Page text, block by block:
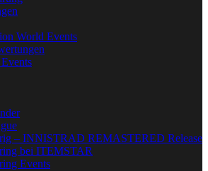
World Events
– INNISTRAD REMASTERED Release
bei ITEMSTAR
Events